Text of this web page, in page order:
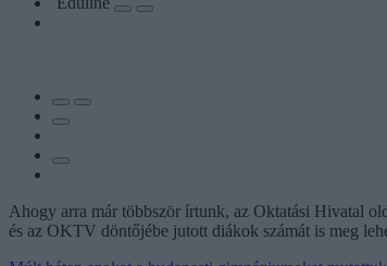
Ahogy arra már többször írtunk, az Oktatási Hivatal
és az OKTV döntőjébe jutott diákok számát is meg